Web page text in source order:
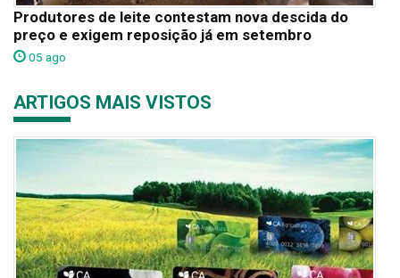
Produtores de leite contestam nova descida do
preço e exigem reposição já em setembro
05 ago
ARTIGOS MAIS VISTOS